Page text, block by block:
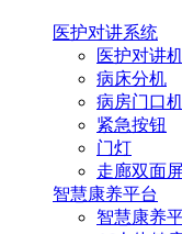
医护对讲系统
医护对讲
病床分机
病房门口
紧急按钮
门灯
走廊双面
智慧康养平台
智慧康养